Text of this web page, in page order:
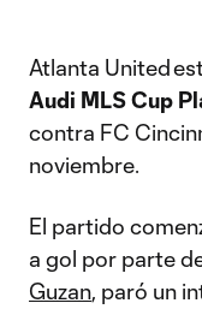
Atlanta United
Audi MLS Cup
contra FC
noviembre.
El partido
a gol por parte
Guzan, paró un